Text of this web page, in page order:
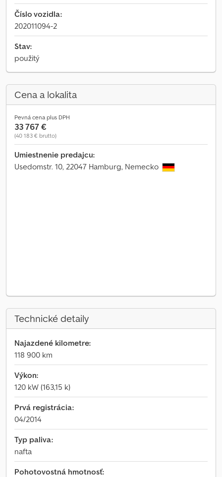
Číslo vozidla:
202011094-2
Stav:
použitý
Cena a lokalita
Pevná cena plus DPH
33 767 €
(40 183 € brutto)
Umiestnenie predajcu:
Usedomstr. 10, 22047 Hamburg, Nemecko
Technické detaily
Najazdené kilometre:
118 900 km
Výkon:
120 kW (163,15 k)
Prvá registrácia:
04/2014
Typ paliva:
nafta
Pohotovostná hmotnosť: